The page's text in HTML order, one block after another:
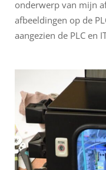
onderwerp van mijn
afbeeldingen op de
aangezien de PLC en